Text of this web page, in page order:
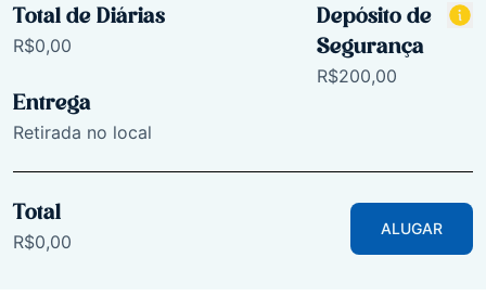
Total de Diárias
R$0,00
Depósito de
Segurança
R$200,00
Entrega
Retirada no local
Total
R$0,00
ALUGAR